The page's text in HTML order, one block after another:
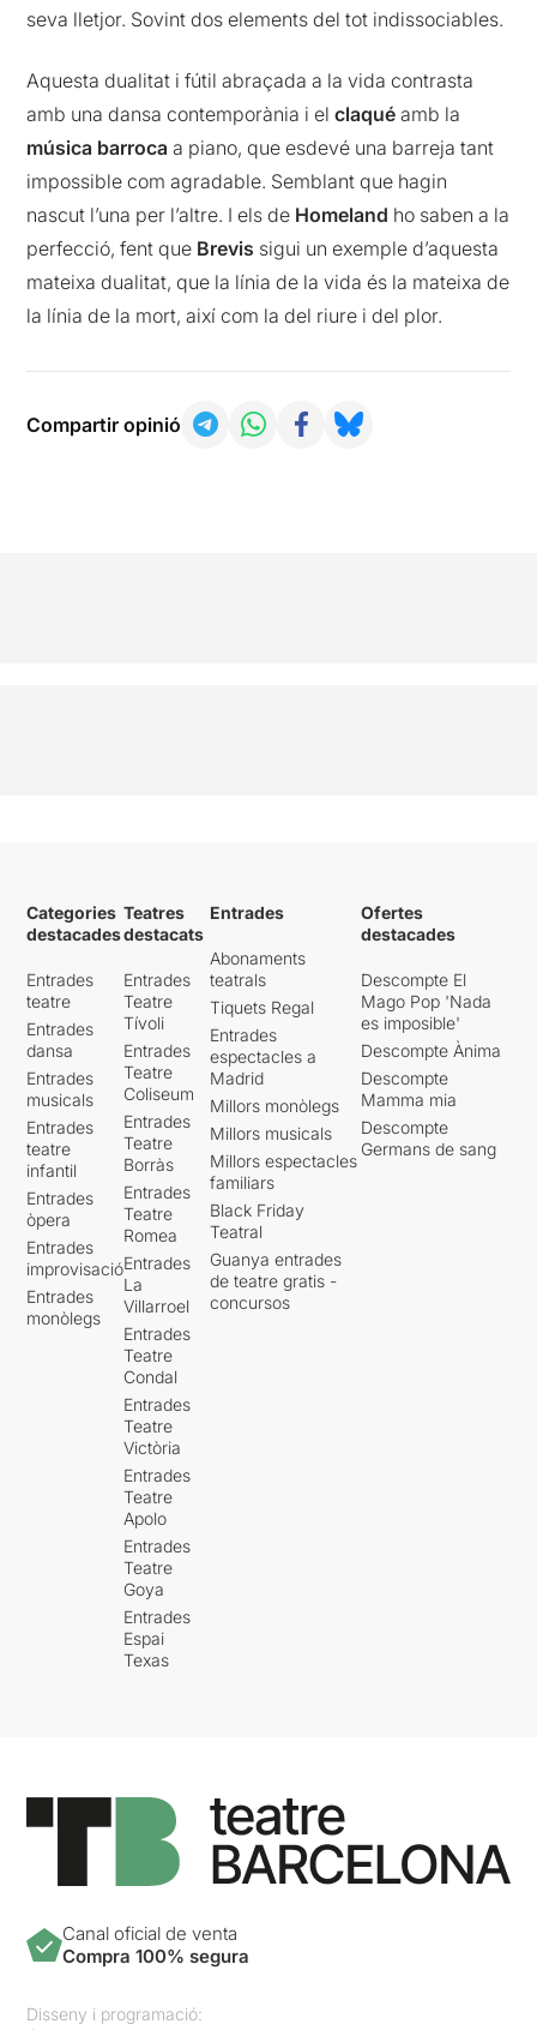
seva lletjor. Sovint dos elements del tot indissociables.
Aquesta dualitat i fútil abraçada a la vida contrasta
amb una dansa contemporània i elclaqué amb la
música barroca a piano, que esdevé una barreja tant
impossible com agradable. Semblant que hagin
nascut l’una per l’altre. I els de Homeland ho saben a la
perfecció, fent que Brevis sigui un exemple d’aquesta
mateixa dualitat, que la línia de la vida és la mateixa de
la línia de la mort, així com la del riure i del plor.
Compartir opinió
Categories
destacades
Entrades
teatre
Entrades
dansa
Entrades
musicals
Entrades
teatre
infantil
Entrades
òpera
Entrades
improvisació
Entrades
monòlegs
Teatres
destacats
Entrades
Teatre
Tívoli
Entrades
Teatre
Coliseum
Entrades
Teatre
Borràs
Entrades
Teatre
Romea
Entrades
La
Villarroel
Entrades
Teatre
Condal
Entrades
Teatre
Victòria
Entrades
Teatre
Apolo
Entrades
Teatre
Goya
Entrades
Espai
Texas
Entrades
Abonaments
teatrals
Tiquets Regal
Entrades
espectacles a
Madrid
Millors monòlegs
Millors musicals
Millors espectacles
familiars
Black Friday
Teatral
Guanya entrades
de teatre gratis -
concursos
Ofertes
destacades
Descompte El
Mago Pop 'Nada
es imposible'
Descompte Ànima
Descompte
Mamma mia
Descompte
Germans de sang
Canal oficial de venta
Compra 100% segura
Disseny i programació: